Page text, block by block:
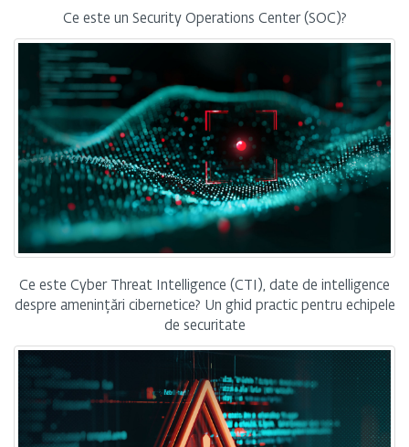
Ce este un Security Operations Center (SOC)?
Ce este Cyber Threat Intelligence (CTI), date de intelligence
despre amenințări cibernetice? Un ghid practic pentru echipele
de securitate